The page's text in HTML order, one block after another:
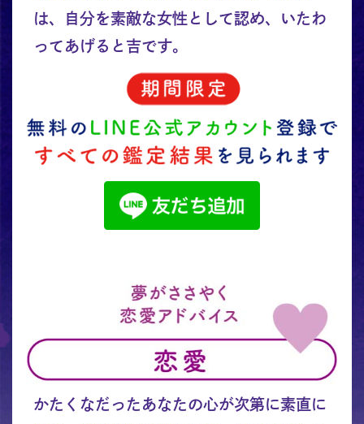
は、自分を素敵な女性として認め、いたわ
ってあげると吉です。
かたくなだったあなたの心が次第に素直に